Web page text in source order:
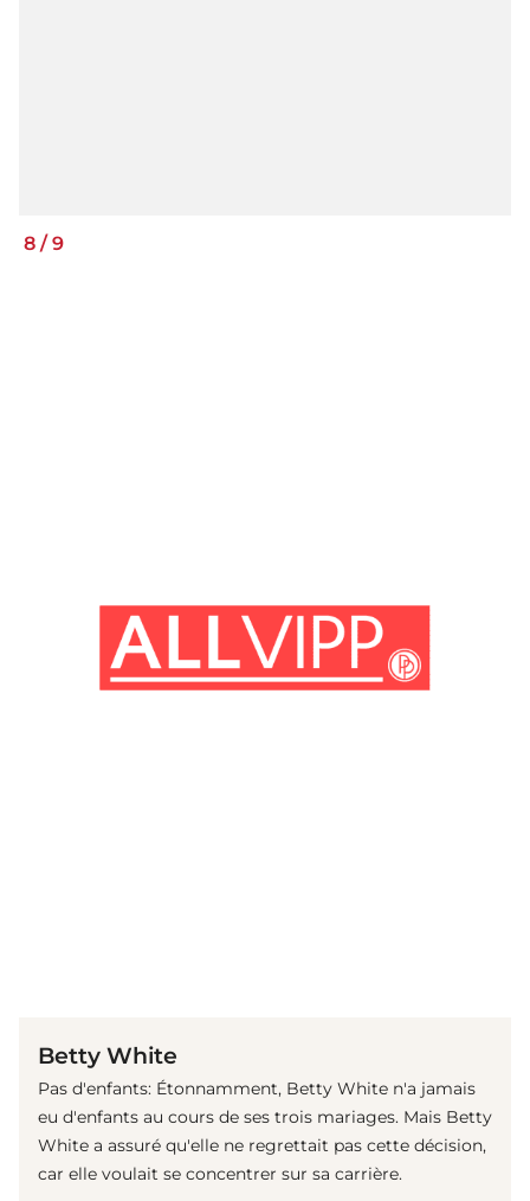
8 /9
Betty White
Pas d'enfants: Étonnamment, Betty White n'a jamais
eu d'enfants au cours de ses trois mariages. Mais Betty
White a assuré qu'elle ne regrettait pas cette décision,
car elle voulait se concentrer sur sa carrière.